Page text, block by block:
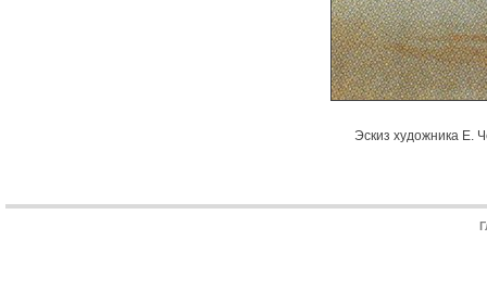
Эскиз художника Е.